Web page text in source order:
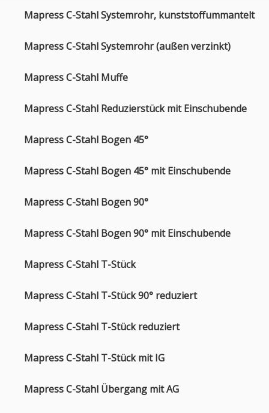
Mapress C-Stahl Systemrohr, kunststoffummantelt
Mapress C-Stahl Systemrohr (außen verzinkt)
Mapress C-Stahl Muffe
Mapress C-Stahl Reduzierstück mit Einschubende
Mapress C-Stahl Bogen 45°
Mapress C-Stahl Bogen 45° mit Einschubende
Mapress C-Stahl Bogen 90°
Mapress C-Stahl Bogen 90° mit Einschubende
Mapress C-Stahl T-Stück
Mapress C-Stahl T-Stück 90° reduziert
Mapress C-Stahl T-Stück reduziert
Mapress C-Stahl T-Stück mit IG
Mapress C-Stahl Übergang mit AG